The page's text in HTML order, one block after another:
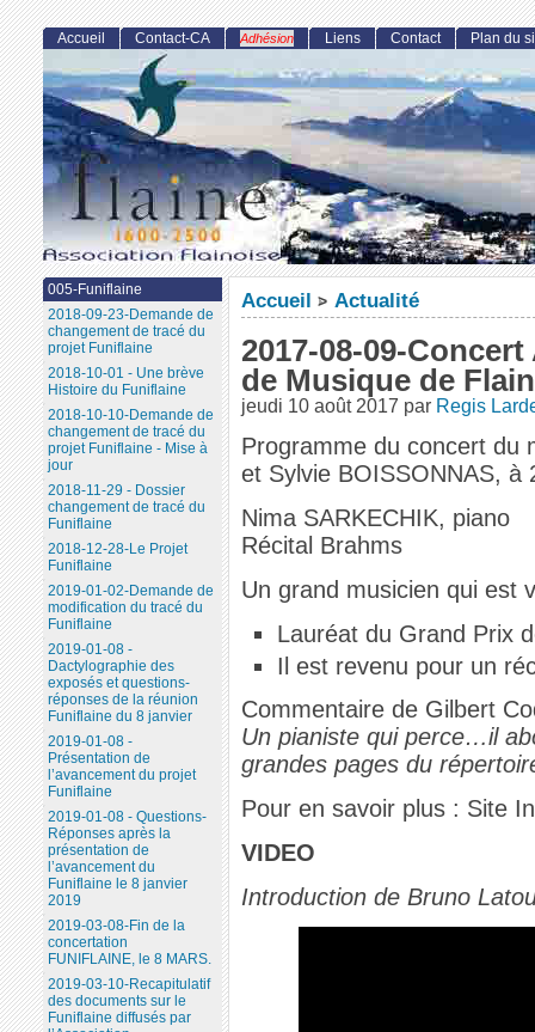
Accueil > Actualité
2017-08-09-
de Musique de
jeudi 10 août 2017 par Regis
Programme du concert du
et Sylvie BOISSONNAS, à
Nima SARKECHIK, piano
Récital Brahms
Un grand musicien qui est
Lauréat du Grand Prix
Il est revenu pour un
Commentaire de Gilbert
Un pianiste qui perce…il
grandes pages du
Pour en savoir plus : Site
VIDEO
Introduction de Bruno
Accueil Contact-CA Adhésion Liens Contact Plan du
005-Funiflaine
2018-09-23-Demande de
changement de tracé du
projet Funiflaine
2018-10-01 - Une brève
Histoire du Funiflaine
2018-10-10-Demande de
changement de tracé du
projet Funiflaine - Mise à
jour
2018-11-29 - Dossier
changement de tracé du
Funiflaine
2018-12-28-Le Projet
Funiflaine
2019-01-02-Demande de
modification du tracé du
Funiflaine
2019-01-08 -
Dactylographie des
exposés et questions-
réponses de la réunion
Funiflaine du 8 janvier
2019-01-08 -
Présentation de
l’avancement du projet
Funiflaine
2019-01-08 - Questions-
Réponses après la
présentation de
l’avancement du
Funiflaine le 8 janvier
2019
2019-03-08-Fin de la
concertation
FUNIFLAINE, le 8 MARS.
2019-03-10-Recapitulatif
des documents sur le
Funiflaine diffusés par